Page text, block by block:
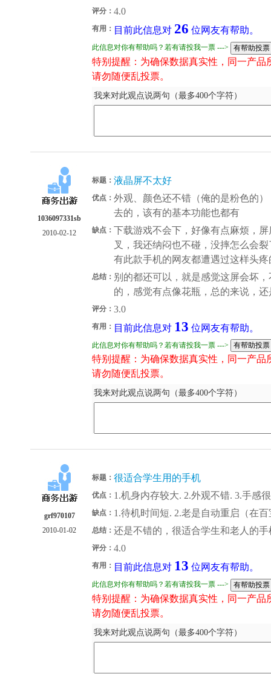
评分： 4.0
有用： 目前此信息对 26 位网友有帮助。
此信息对你有帮助吗？若有请投我一票 --->
特别提醒：为确保数据真实性，同一产
请勿随便乱投票。
我来对此观点说两句（最多400个字符）
1036097331sb
2010-02-12
标题： 液晶屏不太好
优点： 外观、颜色还不错（俺的是粉色的
去的，该有的基本功能也都有
缺点： 下载游戏不会下，好像有点麻烦，
叉，我还纳闷也不碰，没摔怎么会
有此款手机的网友都遭遇过这样头
总结： 别的都还可以，就是感觉这屏会坏
的，感觉有点像花瓶，总的来说，
评分： 3.0
有用： 目前此信息对 13 位网友有帮助。
此信息对你有帮助吗？若有请投我一票 --->
特别提醒：为确保数据真实性，同一产
请勿随便乱投票。
我来对此观点说两句（最多400个字符）
grf970107
2010-01-02
标题： 很适合学生用的手机
优点： 1.机身内存较大. 2.外观不错. 3.手感
缺点： 1.待机时间短. 2.老是自动重启（在
总结： 还是不错的，很适合学生和老人的手
评分： 4.0
有用： 目前此信息对 13 位网友有帮助。
此信息对你有帮助吗？若有请投我一票 --->
特别提醒：为确保数据真实性，同一产
请勿随便乱投票。
我来对此观点说两句（最多400个字符）